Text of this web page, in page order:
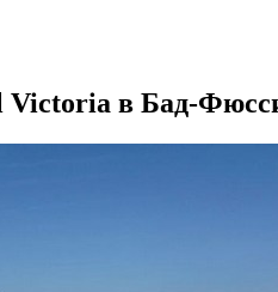
Victoria в Бад-